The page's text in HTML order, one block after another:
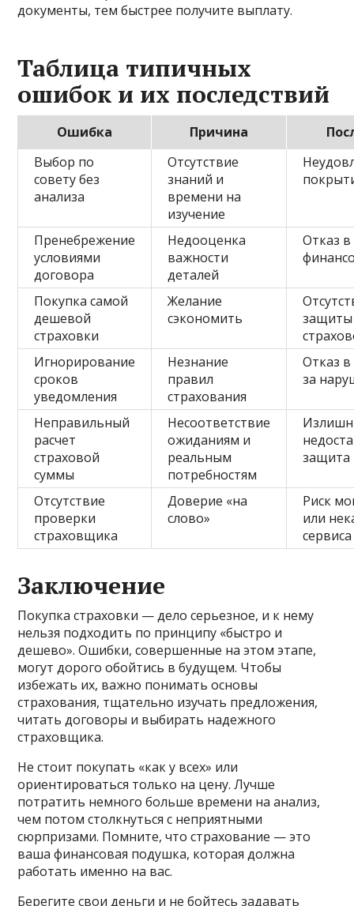
документы, тем быстрее получите выплату.
Таблица типичных
ошибок и их последствий
Ошибка Причина
Выбор по
совету без
анализа
Отсутствие
знаний и
времени на
изучение
Пренебрежение
условиями
договора
Недооценка
важности
деталей
Отказ
Покупка самой
дешевой
страховки
Желание
сэкономить
Игнорирование
сроков
уведомления
Незнание
правил
страхования
Отказ
за
Неправильный
расчет
страховой
суммы
Несоответствие
ожиданиям и
реальным
потребностям
защита
Отсутствие
проверки
страховщика
Доверие «на
слово»
Риск
или
сервиса
Заключение
Покупка страховки — дело серьезное, и к нему
нельзя подходить по принципу «быстро и
дешево». Ошибки, совершенные на этом этапе,
могут дорого обойтись в будущем. Чтобы
избежать их, важно понимать основы
страхования, тщательно изучать предложения,
читать договоры и выбирать надежного
страховщика.
Не стоит покупать «как у всех» или
ориентироваться только на цену. Лучше
потратить немного больше времени на анализ,
чем потом столкнуться с неприятными
сюрпризами. Помните, что страхование — это
ваша финансовая подушка, которая должна
работать именно на вас.
Берегите свои деньги и не бойтесь задавать